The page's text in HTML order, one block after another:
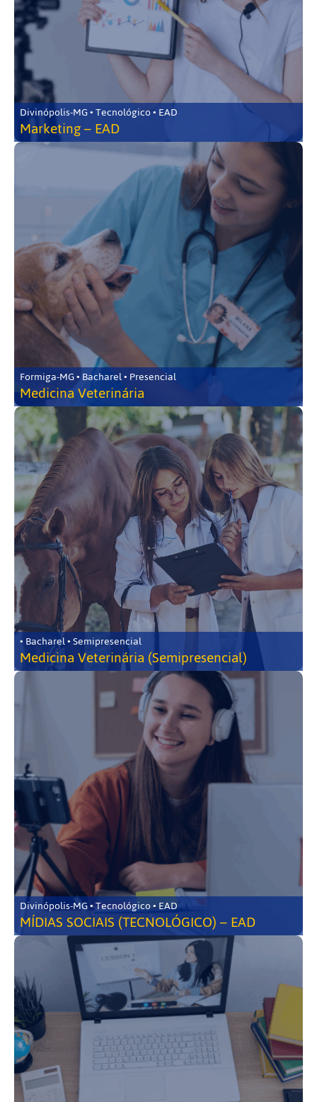
Divinópolis-MG • Tecnológico • EAD
Marketing – EAD
Formiga-MG • Bacharel • Presencial
Medicina Veterinária
• Bacharel • Semipresencial
Medicina Veterinária (Semipresencial)
Divinópolis-MG • Tecnológico • EAD
MÍDIAS SOCIAIS (TECNOLÓGICO) – EAD